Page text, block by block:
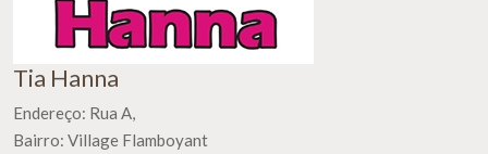
Tia Hanna
Endereço: Rua A,
Bairro: Village Flamboyant